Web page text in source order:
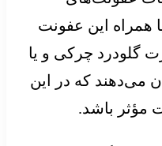
همراه این عفونت
گلودرد چرکی و یا
می‌دهند که در این
باشد.